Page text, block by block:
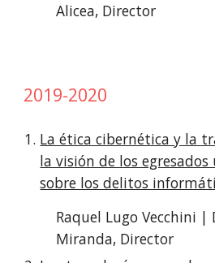
Alicea, Director
2019-2020
La ética cibernética y la
la visión de los
sobre los delitos
Raquel Lugo Vecchini |
Miranda, Director